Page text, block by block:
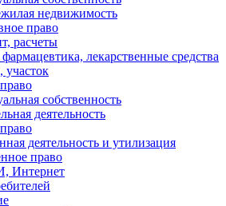
недвижимость
право
расчеты
лекарственные средства
участок
собственность
деятельность
деятельность и утилизация
право
Интернет